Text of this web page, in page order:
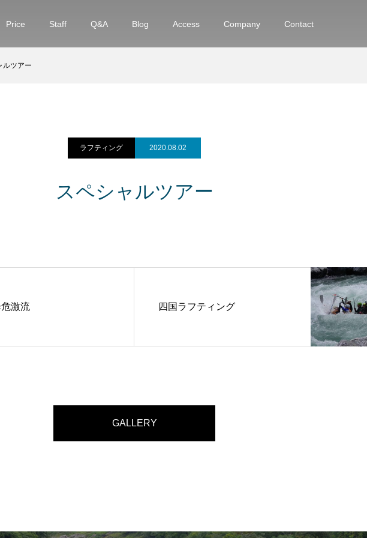
Price Staff Q&A Blog Access Company Contact
ルツアー
ラフティング 2020.08.02
スペシャルツアー
激流 四国ラフティング
GALLERY